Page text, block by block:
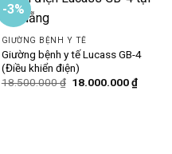
-3%
GIƯỜNG BỆNH Y TẾ
Giường bệnh y tế Lucass GB-4
(Điều khiển điện)
18.500.000₫ Giá
18.000.000₫Giá
hiện